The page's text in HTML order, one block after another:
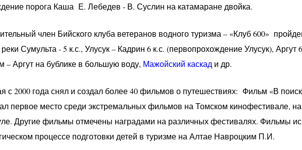
порога Каша Е. Лебедев - В. Суслин на катамаране двойка.
член Бийского клуба ветеранов водного туризма – «Клуб 600»
Сумульта - 5 к.с., Улусук – Кадрин 6 к.с. (первопрохождение Улусук), Аргут
– Аргут на бублике в большую воду, Мажойский каскад и др.
с 2000 года снял и создал более 40 фильмов о путешествиях: Фильм «В
первое место среди экстремальных фильмов на Томском кинофестивале,
Другие фильмы отмечены наградами на различных фестивалях. Фильмы
процессе подготовки детей в туризме на Алтае Навроцким П.И.